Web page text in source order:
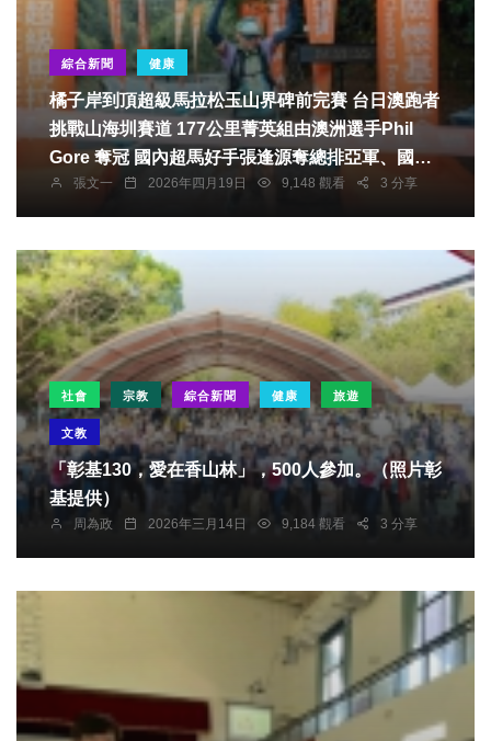
綜合新聞 健康
橘子岸到頂超級馬拉松玉山界碑前完賽 台日澳跑者
挑戰山海圳賽道 177公里菁英組由澳洲選手Phil
Gore 奪冠 國內超馬好手張逢源奪總排亞軍、國內
第一張文一 2026年四月19日 9,148 觀看 3 分享
社會 宗教 綜合新聞 健康 旅遊
文教
「彰基130，愛在香山林」，500人參加。（照片彰
基提供）
周為政 2026年三月14日 9,184 觀看 3 分享